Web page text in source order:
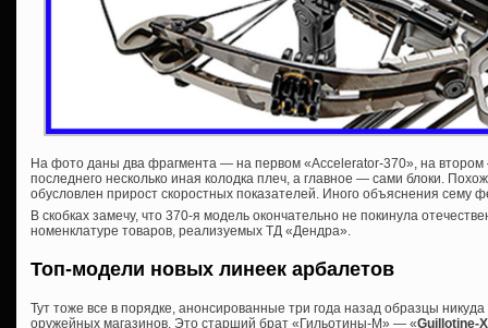
На фото даны два фрагмента — на первом «Accelerator-370», на
последнего несколько иная колодка плеч, а главное — сами блоки.
обусловлен прирост скоростных показателей. Иного объяснения сему
В скобках замечу, что 370-я модель окончательно не покинула
номенклатуре товаров, реализуемых ТД «Дендра».
Топ-модели новых линеек арбалетов
Тут тоже все в порядке, анонсированные три года назад образцы
оружейных магазинов. Это старший брат «Гильотины-М» — «Guillotine-